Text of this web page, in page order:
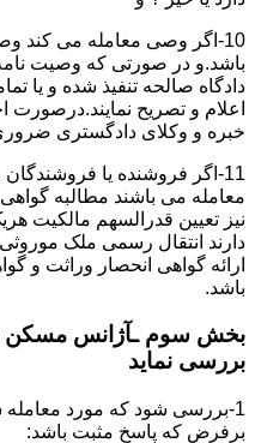
10-اگر وصی معامله می کند
باشد.و در صورتی که وصیت
دادگاه صالحه تنفیذ شده و یا
اعلام و تصریح نمایند.درصورت
خبره و وکلای دادگستری
11-اگر فروشنده یا
معامله می باشند مطالبه
نیز تعیین قدرالسهم مالکیت
دارند انتقال رسمی ملک
ارائه گواهی انحصار وراثت و
باشد.
بخش سوم ـآژانس مسکن
بررسی نماید
1-بررسی شود که مورد
برفرض که پاسخ مثبت باشد: